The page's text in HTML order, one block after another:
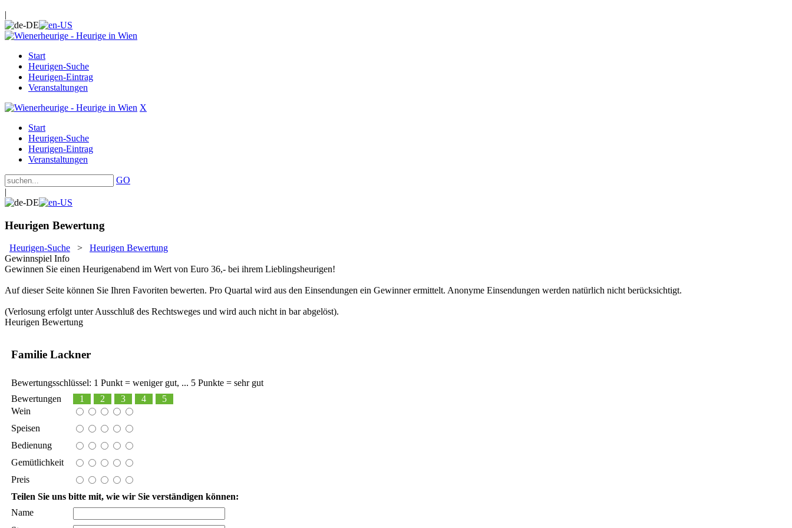
|
Start
Heurigen-Suche
Heurigen-Eintrag
Veranstaltungen
X
Start
Heurigen-Suche
Heurigen-Eintrag
Veranstaltungen
GO
|
Heurigen Bewertung
Heurigen-Suche > Heurigen Bewertung
Gewinnspiel Info
Gewinnen Sie einen Heurigenabend im Wert von Euro 36,- bei ihrem Lieblingsheurigen!
Auf dieser Seite können Sie Ihren Favoriten bewerten. Pro Quartal wird aus den Einsendungen ein Gewinner ermittelt. Anonyme Einsendungen werden natürlich nicht berücksichtigt.
(Verlosung erfolgt unter Ausschluß des Rechtsweges und wird auch nicht in bar abgelöst).
Heurigen Bewertung
Familie Lackner
Bewertungsschlüssel: 1 Punkt = weniger gut, ... 5 Punkte = sehr gut
Bewertungen
1 2 3 4
5
Wein
Speisen
Bedienung
Gemütlichkeit
Preis
Teilen Sie uns bitte mit, wie wir Sie verständigen können:
Name